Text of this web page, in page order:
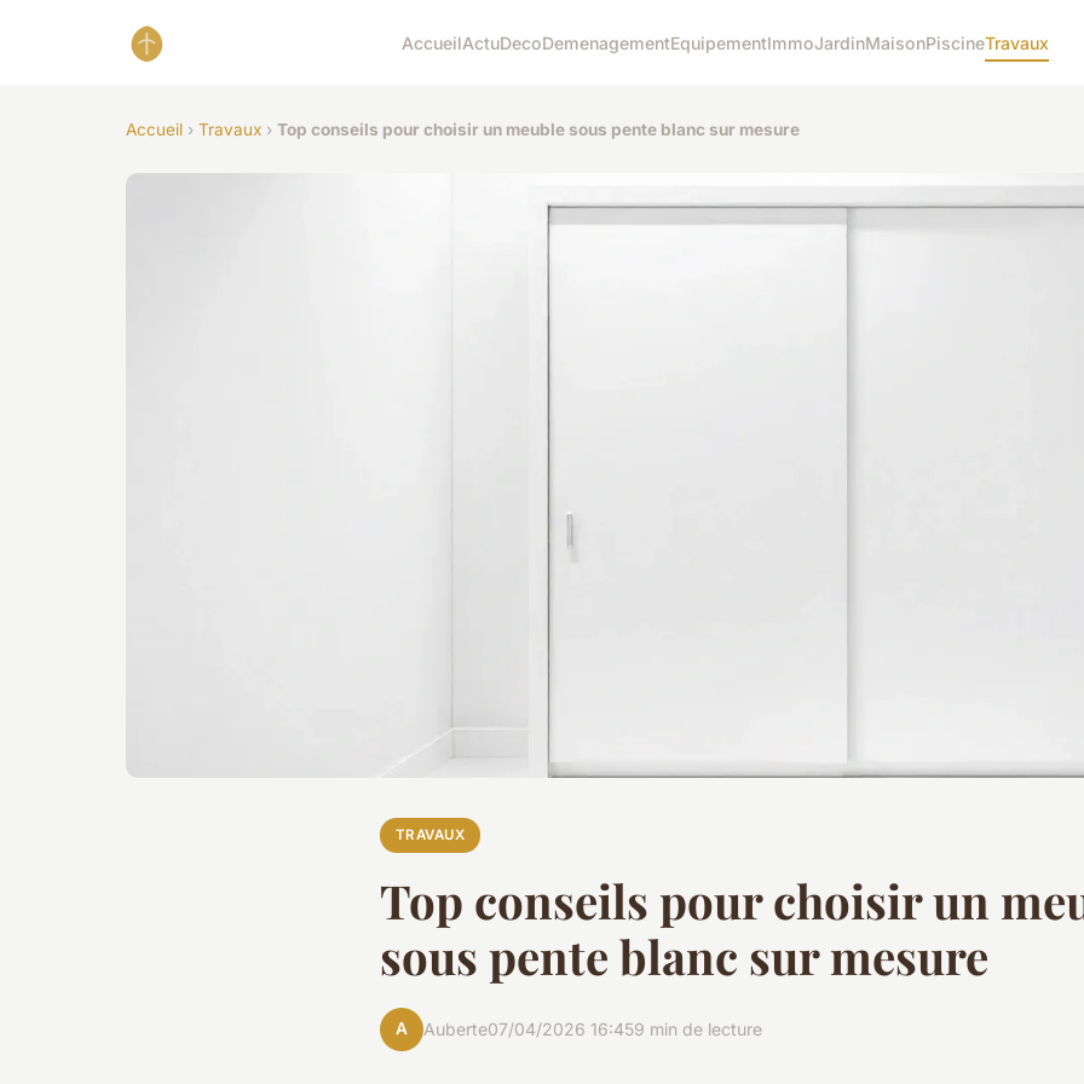
AccueilActuDecoDemenagementEquipementImmoJardinMaisonPiscineTravaux
Accueil › Travaux › Top conseils pour choisir un meuble sous pente blanc sur mesure
TRAVAUX
Top conseils pour choisir un
sous pente blanc sur mesure
A Auberte07/04/2026 16:459 min de lecture